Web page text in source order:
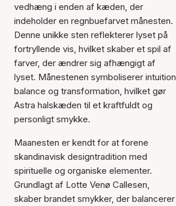
vedhæng i enden af kæden, der
indeholder en regnbuefarvet månesten.
Denne unikke sten reflekterer lyset på
fortryllende vis, hvilket skaber et spil af
farver, der ændrer sig afhængigt af
lyset. Månestenen symboliserer intuition,
balance og transformation, hvilket gør
Astra halskæden til et kraftfuldt og
personligt smykke.
Maanesten er kendt for at forene
skandinavisk designtradition med
spirituelle og organiske elementer.
Grundlagt af Lotte Venø Callesen,
skaber brandet smykker, der balancerer